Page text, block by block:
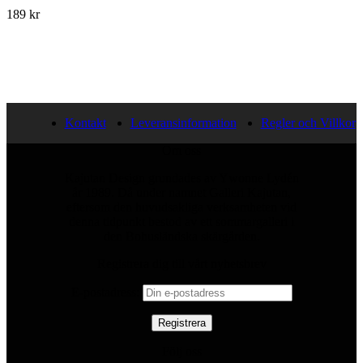
189 kr
Kontakt Leveransinformation
Regler och Villkor